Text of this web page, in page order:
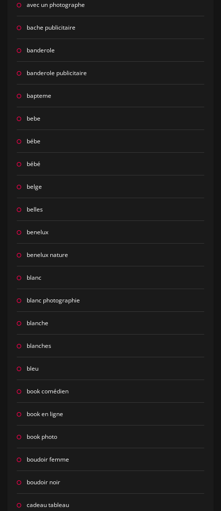
avec un photographe
bache publicitaire
banderole
banderole publicitaire
bapteme
bebe
bébe
bébé
belge
belles
benelux
benelux nature
blanc
blanc photographie
blanche
blanches
bleu
book comédien
book en ligne
book photo
boudoir femme
boudoir noir
cadeau tableau